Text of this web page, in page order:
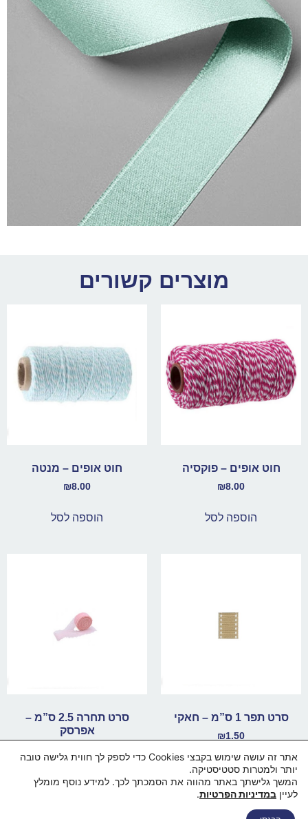
מוצרים קשורים
חוט אופים – פוקסיה
₪8.00
הוספה לסל
חוט אופים – מנטה
₪8.00
הוספה לסל
סרט תפר 1 ס”מ – חאקי
₪1.50
הוספה לסל
סרט תחרה 2.5 ס”מ –
אפרסק
הוספה לסל
דף הבית
אתר זה עושה שימוש בקבצי Cookies כדי לספק לך חווית גלישה טובה
יותר ולמטרות סטטיסטיקה.
המשך גלישתך באתר מהווה את הסמכתך לכך. למידע נוסף מומלץ
לעיין במדיניות הפרטיות.